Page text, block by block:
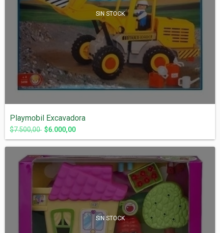
SIN STOCK
Playmobil Excavadora
$7.500,00 $6.000,00
SIN STOCK